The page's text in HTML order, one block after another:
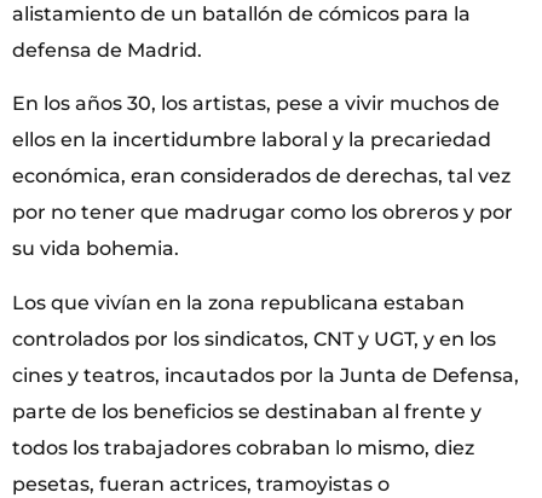
alistamiento de un batallón de cómicos para la
defensa de Madrid.
En los años 30, los artistas, pese a vivir muchos de
ellos en la incertidumbre laboral y la precariedad
económica, eran considerados de derechas, tal vez
por no tener que madrugar como los obreros y por
su vida bohemia.
Los que vivían en la zona republicana estaban
controlados por los sindicatos, CNT y UGT, y en los
cines y teatros, incautados por la Junta de Defensa,
parte de los beneficios se destinaban al frente y
todos los trabajadores cobraban lo mismo, diez
pesetas, fueran actrices, tramoyistas o